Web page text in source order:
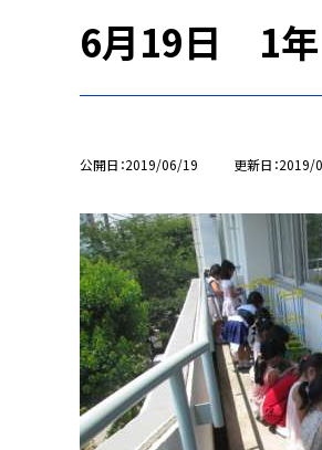
6月19日 1
公開日 2019/06/19 更新日 2019/